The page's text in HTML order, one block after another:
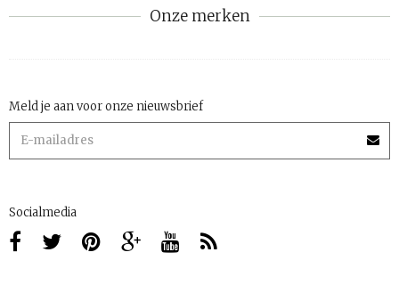
Onze merken
Meld je aan voor onze nieuwsbrief
Socialmedia